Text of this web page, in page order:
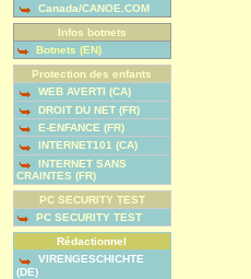
Canada/CANOE.COM
Infos botnets
Botnets (EN)
Protection des enfants
WEB AVERTI (CA)
DROIT DU NET (FR)
E-ENFANCE (FR)
INTERNET101 (CA)
INTERNET SANS
CRAINTES (FR)
PC SECURITY TEST
PC SECURITY TEST
Rédactionnel
VIRENGESCHICHTE
(DE)